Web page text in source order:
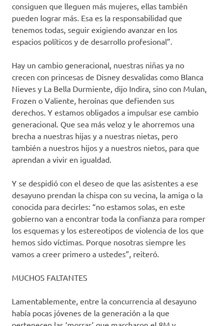
consiguen que lleguen más mujeres, ellas también
pueden lograr más. Esa es la responsabilidad que
tenemos todas, seguir exigiendo avanzar en los
espacios políticos y de desarrollo profesional”.
Hay un cambio generacional, nuestras niñas ya no
crecen con princesas de Disney desvalidas como Blanca
Nieves y La Bella Durmiente, dijo Indira, sino con Mulan,
Frozen o Valiente, heroínas que defienden sus
derechos. Y estamos obligados a impulsar ese cambio
generacional. Que sea más veloz y le ahorremos una
brecha a nuestras hijas y a nuestras nietas, pero
también a nuestros hijos y a nuestros nietos, para que
aprendan a vivir en igualdad.
Y se despidió con el deseo de que las asistentes a ese
desayuno prendan la chispa con su vecina, la amiga o la
conocida para decirles: “no estamos solas, en este
gobierno van a encontrar toda la confianza para romper
los esquemas y los estereotipos de violencia de los que
hemos sido víctimas. Porque nosotras siempre les
vamos a creer primero a ustedes”, reiteró.
MUCHOS FALTANTES
Lamentablemente, entre la concurrencia al desayuno
había pocas jóvenes de la generación a la que